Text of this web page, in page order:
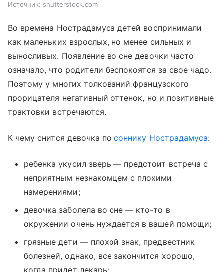
Источник: shutterstock.com
Во времена Нострадамуса детей воспринимали
как маленьких взрослых, но менее сильных и
выносливых. Появление во сне девочки часто
означало, что родители беспокоятся за свое чадо.
Поэтому у многих толкований французского
прорицателя негативный оттенок, но и позитивные
трактовки встречаются.
К чему снится девочка посоннику Нострадамуса:
ребенка укусил зверь — предстоит встреча с
неприятным незнакомцем с плохими
намерениями;
девочка заболела во сне — кто-то в
окружении очень нуждается в вашей помощи;
грязные дети — плохой знак, предвестник
болезней, однако, все закончится хорошо,
когда придет лекарь;